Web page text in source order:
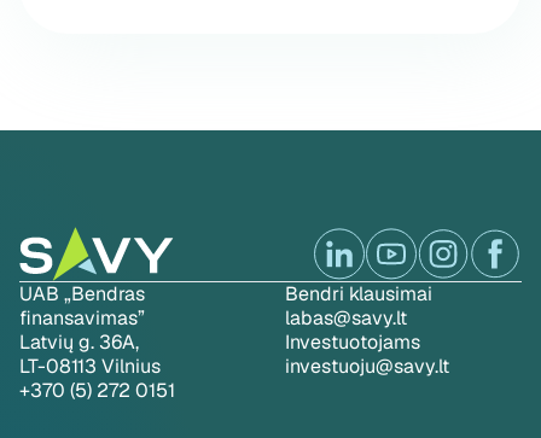
UAB „Bendras
finansavimas”
Latvių g. 36A,
LT-08113 Vilnius
+370 (5) 272 0151
Bendri klausimai
labas@savy.lt
Investuotojams
investuoju@savy.lt